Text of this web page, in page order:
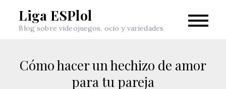
Liga ESPlol
Blog sobre videojuegos, ocio y variedades
Cómo hacer un hechizo de amor
para tu pareja